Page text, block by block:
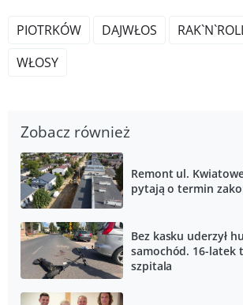
PIOTRKÓW DAJWŁOS
WŁOSY
Zobacz również
Remont ul.
pytają o termin
Bez kasku uderzył
samochód. 16-latek
szpitala